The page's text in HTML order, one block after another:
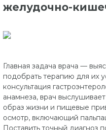
желудочно-
Главная задача врача —
подобрать терапию для их
консультация
анамнеза, врач
образ жизни и пищевые
осмотр, включающий
Поставить точный диагноз